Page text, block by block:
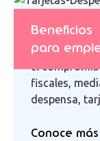
Beneficios
para
Estamos
tus
el
fiscales,
despensa,
Conoce más